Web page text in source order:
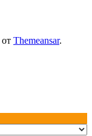
от Themeansar.